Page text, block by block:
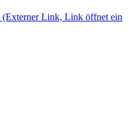
(Externer Link, Link öffnet ein